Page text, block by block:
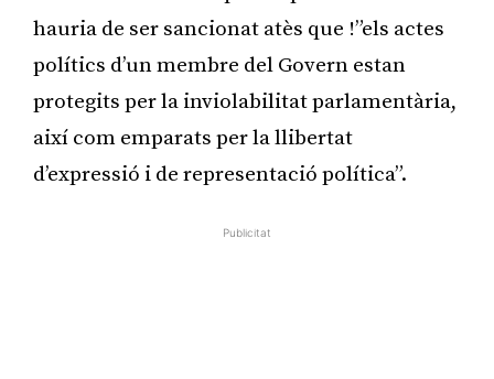
hauria de ser sancionat atès que !”els actes
polítics d’un membre del Govern estan
protegits per la inviolabilitat parlamentària,
així com emparats per la llibertat
d’expressió i de representació política”.
Publicitat